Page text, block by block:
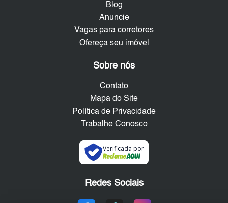
Blog
Anuncie
Vagas para corretores
Ofereça seu imóvel
Sobre nós
Contato
Mapa do Site
Política de Privacidade
Trabalhe Conosco
Verificada por
Redes Sociais